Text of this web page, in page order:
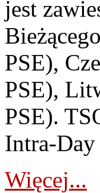
jest
PSE),
PSE),
PSE).
Intra-
Więcej...